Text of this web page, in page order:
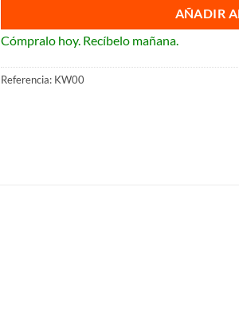
AÑADIR
Cómpralo hoy. Recíbelo mañana.
Referencia: KW00